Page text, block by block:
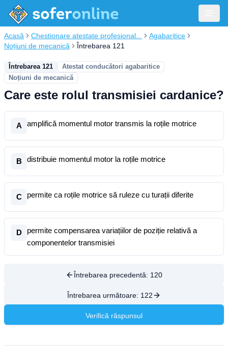
Acasă Chestionare atestate profesional...
Agabaritice
Noțiuni de mecanică
Întrebarea 121
Întrebarea 121
Atestat conducători agabaritice
Noțiuni de mecanică
Care este rolul transmisiei cardanice?
A amplifică momentul motor transmis la roțile motrice
B distribuie momentul motor la roțile motrice
C permite ca roțile motrice să ruleze cu turații diferite
D
permite compensarea variațiilor de poziție relativă a
componentelor transmisiei
Întrebarea precedentă: 120
Întrebarea următoare: 122
Verifică răspunsul